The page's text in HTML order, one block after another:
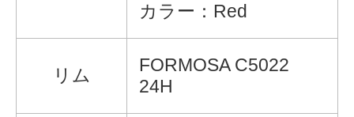
カラー：Red
リム
FORMOSA C5022
24H